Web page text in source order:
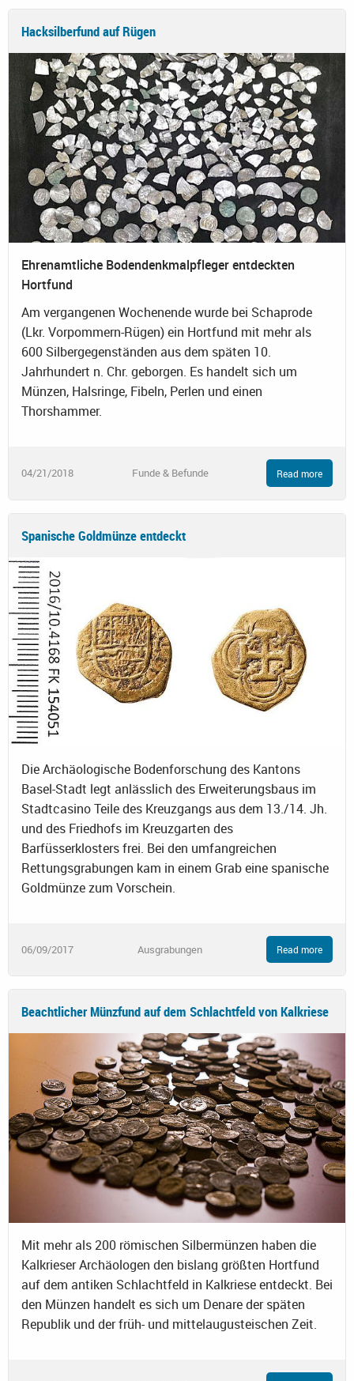
Hacksilberfund auf Rügen
Ehrenamtliche Bodendenkmalpfleger entdeckten
Hortfund
Am vergangenen Wochenende wurde bei Schaprode
(Lkr. Vorpommern-Rügen) ein Hortfund mit mehr als
600 Silbergegenständen aus dem späten 10.
Jahrhundert n. Chr. geborgen. Es handelt sich um
Münzen, Halsringe, Fibeln, Perlen und einen
Thorshammer.
04/21/2018 Funde & Befunde Read more
Spanische Goldmünze entdeckt
Die Archäologische Bodenforschung des Kantons
Basel-Stadt legt anlässlich des Erweiterungsbaus im
Stadtcasino Teile des Kreuzgangs aus dem 13./14. Jh.
und des Friedhofs im Kreuzgarten des
Barfüsserklosters frei. Bei den umfangreichen
Rettungsgrabungen kam in einem Grab eine spanische
Goldmünze zum Vorschein.
06/09/2017 Ausgrabungen Read more
Beachtlicher Münzfund auf dem Schlachtfeld von Kalkriese
Mit mehr als 200 römischen Silbermünzen haben die
Kalkrieser Archäologen den bislang größten Hortfund
auf dem antiken Schlachtfeld in Kalkriese entdeckt. Bei
den Münzen handelt es sich um Denare der späten
Republik und der früh- und mittelaugusteischen Zeit.